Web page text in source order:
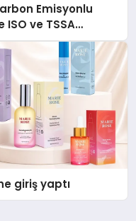
Emisyonlu
ve TSSA
giriş yaptı